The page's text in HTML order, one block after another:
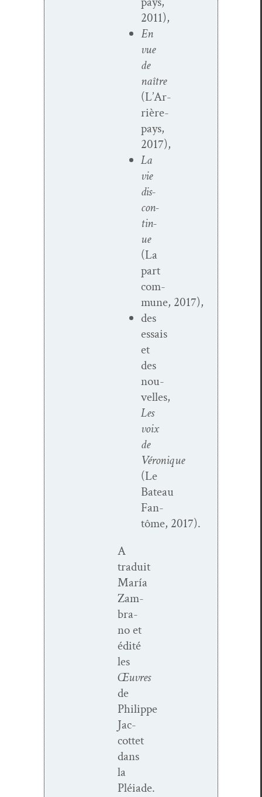
2011),
En
vue
de
naître
(L’Ar­
rière-
pays,
2017),
La
vie
dis­
con­
tin­
ue
(La
part
com­
mune, 2017),
des
essais
et
des
nou­
velles,
Les
voix
de
Véronique
(Le
Bateau
Fan­
tôme, 2017).
A
traduit
María
Zam­
bra­
no et
édité
les
Œuvres
de
Philippe
Jac­
cot­tet
dans
la
Pléiade.